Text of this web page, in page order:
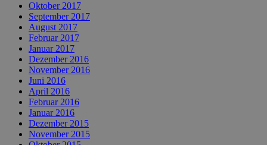
Oktober 2017
September 2017
August 2017
Februar 2017
Januar 2017
Dezember 2016
November 2016
Juni 2016
April 2016
Februar 2016
Januar 2016
Dezember 2015
November 2015